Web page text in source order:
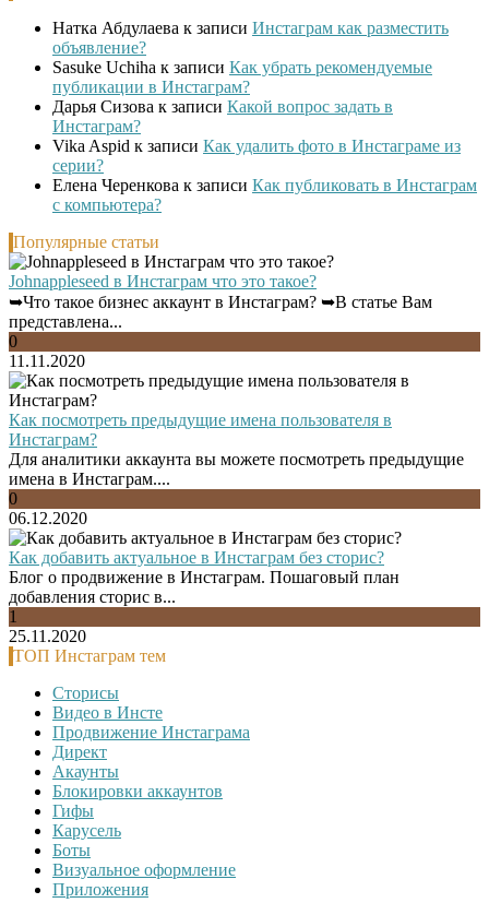
Натка Абдулаева к записи Инстаграм как разместить
объявление?
Sasuke Uchiha к записи Как убрать рекомендуемые
публикации в Инстаграм?
Дарья Сизова к записи Какой вопрос задать в
Инстаграм?
Vika Aspid к записи Как удалить фото в Инстаграме из
серии?
Елена Черенкова к записи Как публиковать в Инстаграм
с компьютера?
Популярные статьи
Johnappleseed в Инстаграм что это такое?
➥Что такое бизнес аккаунт в Инстаграм? ➥В статье Вам
представлена...
0
11.11.2020
Как посмотреть предыдущие имена пользователя в
Инстаграм?
Для аналитики аккаунта вы можете посмотреть предыдущие
имена в Инстаграм....
0
06.12.2020
Как добавить актуальное в Инстаграм без сторис?
Блог о продвижение в Инстаграм. Пошаговый план
добавления сторис в...
1
25.11.2020
ТОП Инстаграм тем
Сторисы
Видео в Инсте
Продвижение Инстаграма
Директ
Акаунты
Блокировки аккаунтов
Гифы
Карусель
Боты
Визуальное оформление
Приложения